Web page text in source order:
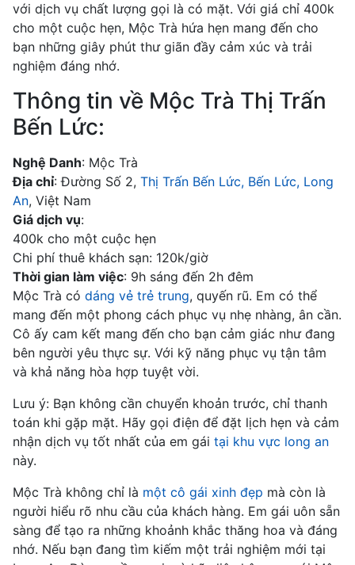
với dịch vụ chất lượng gọi là có mặt. Với giá chỉ 400k
cho một cuộc hẹn, Mộc Trà hứa hẹn mang đến cho
bạn những giây phút thư giãn đầy cảm xúc và trải
nghiệm đáng nhớ.
Thông tin về Mộc Trà Thị Trấn
Bến Lức:
Nghệ Danh: Mộc Trà
Địa chỉ: Đường Số 2, Thị Trấn Bến Lức, Bến Lức, Long
An, Việt Nam
Giá dịch vụ:
400k cho một cuộc hẹn
Chi phí thuê khách sạn: 120k/giờ
Thời gian làm việc: 9h sáng đến 2h đêm
Mộc Trà có dáng vẻ trẻ trung, quyến rũ. Em có thể
mang đến một phong cách phục vụ nhẹ nhàng, ân cần.
Cô ấy cam kết mang đến cho bạn cảm giác như đang
bên người yêu thực sự. Với kỹ năng phục vụ tận tâm
và khả năng hòa hợp tuyệt vời.
Lưu ý: Bạn không cần chuyển khoản trước, chỉ thanh
toán khi gặp mặt. Hãy gọi điện để đặt lịch hẹn và cảm
nhận dịch vụ tốt nhất của em gái tại khu vực long an
này.
Mộc Trà không chỉ là một cô gái xinh đẹp mà còn là
người hiểu rõ nhu cầu của khách hàng. Em gái uôn sẵn
sàng để tạo ra những khoảnh khắc thăng hoa và đáng
nhớ. Nếu bạn đang tìm kiếm một trải nghiệm mới tại